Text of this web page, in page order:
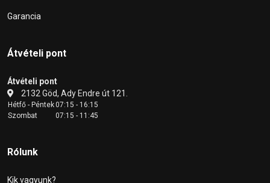
Garancia
Átvételi pont
Átvételi pont
2132 Göd, Ady Endre út 121.
Hétfő - Péntek07:15 - 16:15
Szombat
07:15 - 11:45
Rólunk
Kik vagyunk?